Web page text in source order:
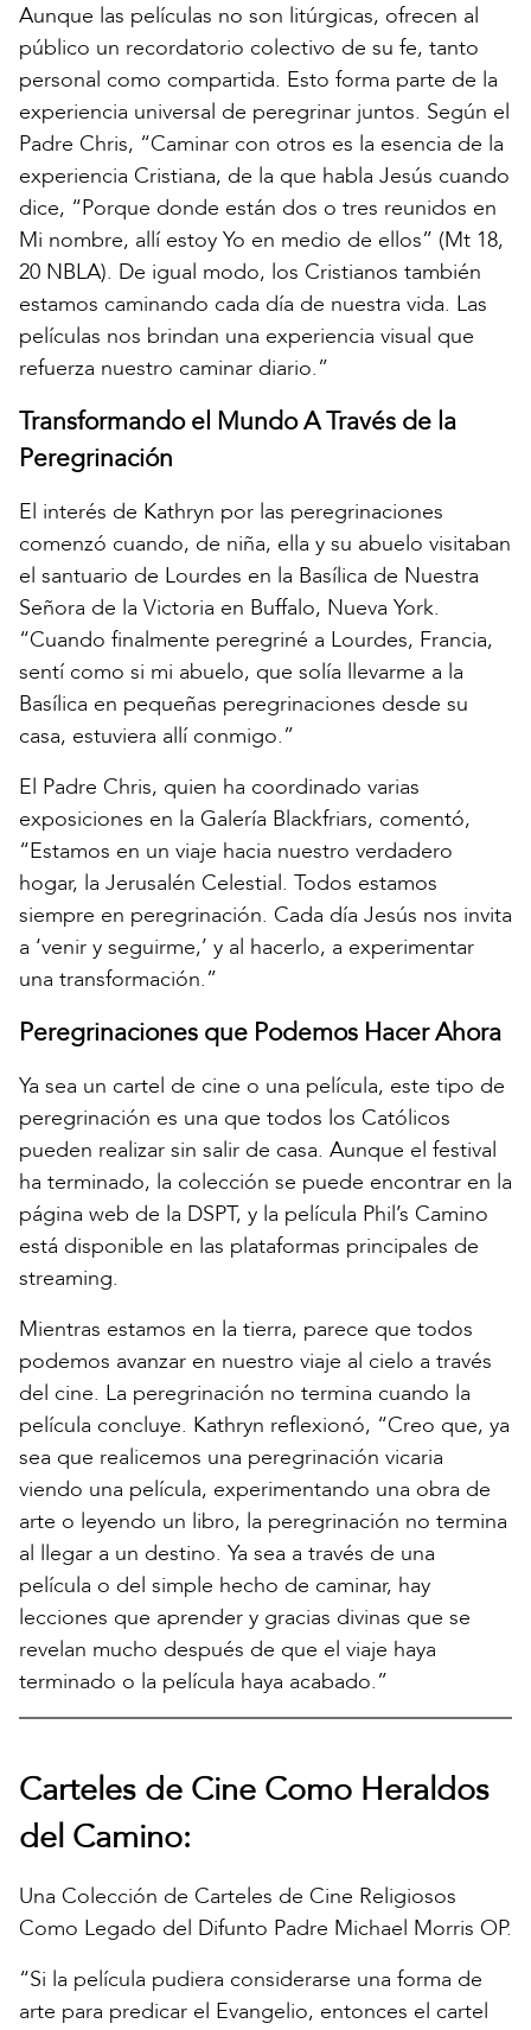
Aunque las películas no son litúrgicas, ofrecen al
público un recordatorio colectivo de su fe, tanto
personal como compartida. Esto forma parte de la
experiencia universal de peregrinar juntos. Según el
Padre Chris, “Caminar con otros es la esencia de la
experiencia Cristiana, de la que habla Jesús cuando
dice, “Porque donde están dos o tres reunidos en
Mi nombre, allí estoy Yo en medio de ellos” (Mt 18,
20 NBLA). De igual modo, los Cristianos también
estamos caminando cada día de nuestra vida. Las
películas nos brindan una experiencia visual que
refuerza nuestro caminar diario.”
Transformando el Mundo A Través de la
Peregrinación
El interés de Kathryn por las peregrinaciones
comenzó cuando, de niña, ella y su abuelo visitaban
el santuario de Lourdes en la Basílica de Nuestra
Señora de la Victoria en Buffalo, Nueva York.
“Cuando finalmente peregriné a Lourdes, Francia,
sentí como si mi abuelo, que solía llevarme a la
Basílica en pequeñas peregrinaciones desde su
casa, estuviera allí conmigo.”
El Padre Chris, quien ha coordinado varias
exposiciones en la Galería Blackfriars, comentó,
“Estamos en un viaje hacia nuestro verdadero
hogar, la Jerusalén Celestial. Todos estamos
siempre en peregrinación. Cada día Jesús nos invita
a ‘venir y seguirme,’ y al hacerlo, a experimentar
una transformación.”
Peregrinaciones que Podemos Hacer Ahora
Ya sea un cartel de cine o una película, este tipo de
peregrinación es una que todos los Católicos
pueden realizar sin salir de casa. Aunque el festival
ha terminado, la colección se puede encontrar en la
página web de la DSPT, y la película Phil’s Camino
está disponible en las plataformas principales de
streaming.
Mientras estamos en la tierra, parece que todos
podemos avanzar en nuestro viaje al cielo a través
del cine. La peregrinación no termina cuando la
película concluye. Kathryn reflexionó, “Creo que, ya
sea que realicemos una peregrinación vicaria
viendo una película, experimentando una obra de
arte o leyendo un libro, la peregrinación no termina
al llegar a un destino. Ya sea a través de una
película o del simple hecho de caminar, hay
lecciones que aprender y gracias divinas que se
revelan mucho después de que el viaje haya
terminado o la película haya acabado.”
Carteles de Cine Como Heraldos
del Camino:
Una Colección de Carteles de Cine Religiosos
Como Legado del Difunto Padre Michael Morris OP.
“Si la película pudiera considerarse una forma de
arte para predicar el Evangelio, entonces el cartel